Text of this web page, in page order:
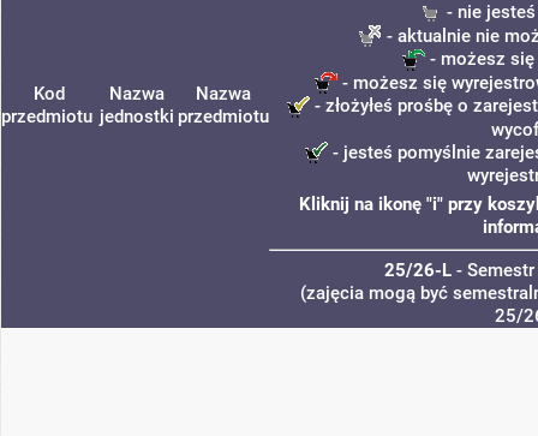
Kod
przedmiotu
Nazwa
jednostki
Nazwa
przedmiotu
- nie
- aktualnie nie
- możesz
- możesz się
- złożyłeś prośbę o
- jesteś pomyślnie
Kliknij na ikonę "i" przy
25/26-L-
(zajęcia mogą być
25/